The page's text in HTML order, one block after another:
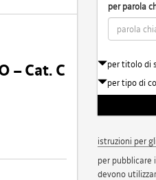
– Cat. C
per parola
per titolo di
per tipo di
istruzioni per
per pubblicare
devono